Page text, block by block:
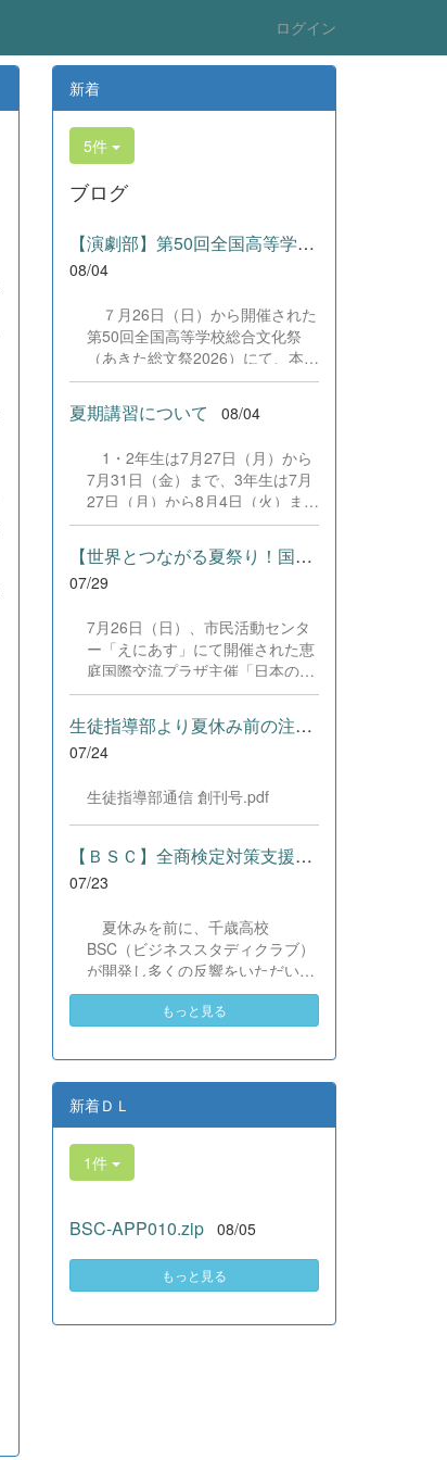
ログイン
新着
5件
ブログ
【演劇部】第50回全国高等学校総合文化祭にて受賞!
08/04
７月26日（日）から開催された
第50回全国高等学校総合文化祭
（あきた総文祭2026）にて、本校
演劇部が「優良賞」及び「舞台美
術賞」を受賞いたしました。大会
当日は、本校の部員たちもこれま
分に発揮し、堂々と舞台に立ちま
した。緊張感のある全国の舞台に
おいて、一人一人が役割を果た
し、心を込めた演技と表現を披露
することができました。 また、
今回の全国大会出場にあたり、多
ました企業の皆様、ならびに心温
まるご寄付や温かいご声援を寄せ
てくださった地域の皆様方に、心
より感謝申し上げます。皆様から
な励みとなり、全国の舞台で最高
のパフォーマンスと演技を届ける
糧に、さらに表現力に磨きをか
ぬご声援をよろしくお願いいたし
夏期講習について 08/04
1・2年生は7月27日（月）から
7月31日（金）まで、3年生は7月
27日（月）から8月4日（火）まで
の日程で、それぞれ学習に取り組
みました。多くの生徒が意欲的に
参加し、これまでの学習内容の復
習や発展的な内容、受験に向けた
られました。夏期講習で身に付け
た学習習慣や知識を、今後の学校
生活や学習に生かし、一人一人が
さらなる成長につなげてくれるこ
とを期待しています。 &nbsp;
【世界とつながる夏祭り！国際教養科の生徒が多文化共生ボランテ...
07/29
7月26日（日）、市民活動センタ
ー「えにあす」にて開催された恵
庭国際交流プラザ主催「日本の夏
祭り体験」に、本校国際教養科の
生徒6名がボランティアとして参
加しました！ 会場にはウクライ
ナ、ネパール、アフガニスタンな
ヨー釣りや綿あめ、盆踊りなどを
満喫。浴衣姿でイベントを彩った
1年生や、経験を生かして頼もし
く場を仕切る3年生など、生徒た
ちは言葉や国境を超えて笑顔で交
は、「国籍や年齢を問わず笑顔で
寄り添い、自分で考えて動く姿が
素晴らしい。異文化理解のマイン
ドが自然と身についている」と、
賞賛の声をいただきました！ 教室
う広いフィールドで本領を発揮す
る教養科生たち。多文化共生社会
を引っ張る頼もしい姿に、誇らし
さでいっぱいです。 教養科生、ど
んどん外へ飛び出そう！ その温か
い心と行動力を磨き、世界を笑顔
生徒指導部より夏休み前の注意事項
07/24
生徒指導部通信 創刊号.pdf
【ＢＳＣ】全商検定対策支援ポータルサイト「Compath（コンパス）...
07/23
夏休みを前に、千歳高校
BSC（ビジネススタディクラブ）
が開発し多くの反響をいただいて
いる、全商検定合格支援ポータル
サイト『Compath（コンパス）』
ました。 今回もユーザーの皆様
からいただいたアンケートのご意
見をもとに、BSC部員のプログラ
ミングチームがデバッグ（不具合
修正）から新機能の実装までを行
いました。今回のアップデートで
は、ビジネス計算・簿記・ビジネ
務分析・ビジネスコミュニケーシ
の更新プログラムを一挙にリリー
スしました。 具体的には、各検
もっと見る
新着ＤＬ
1件
BSC-APP010.zip 08/05
もっと見る